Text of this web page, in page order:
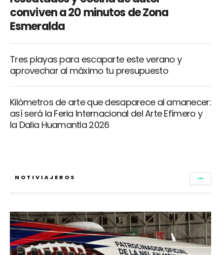
conviven a 20 minutos de Zona
Esmeralda
Tres playas para escaparte este verano y
aprovechar al máximo tu presupuesto
Kilómetros de arte que desaparece al amanecer:
así será la Feria Internacional del Arte Efímero y
la Dalia Huamantla 2026
NOTIVIAJEROS